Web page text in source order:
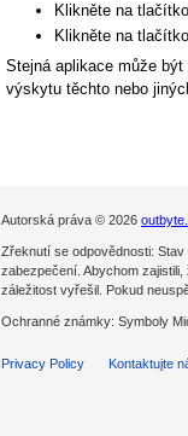
Klikněte na
Klikněte na
Stejná aplikace může
výskytu těchto nebo
Autorská práva © 2026
Zřeknutí se odpovědnosti:
zabezpečení. Abychom
záležitost vyřešil. Pokud
Ochranné známky: Symboly
Privacy Policy Kontaktujte